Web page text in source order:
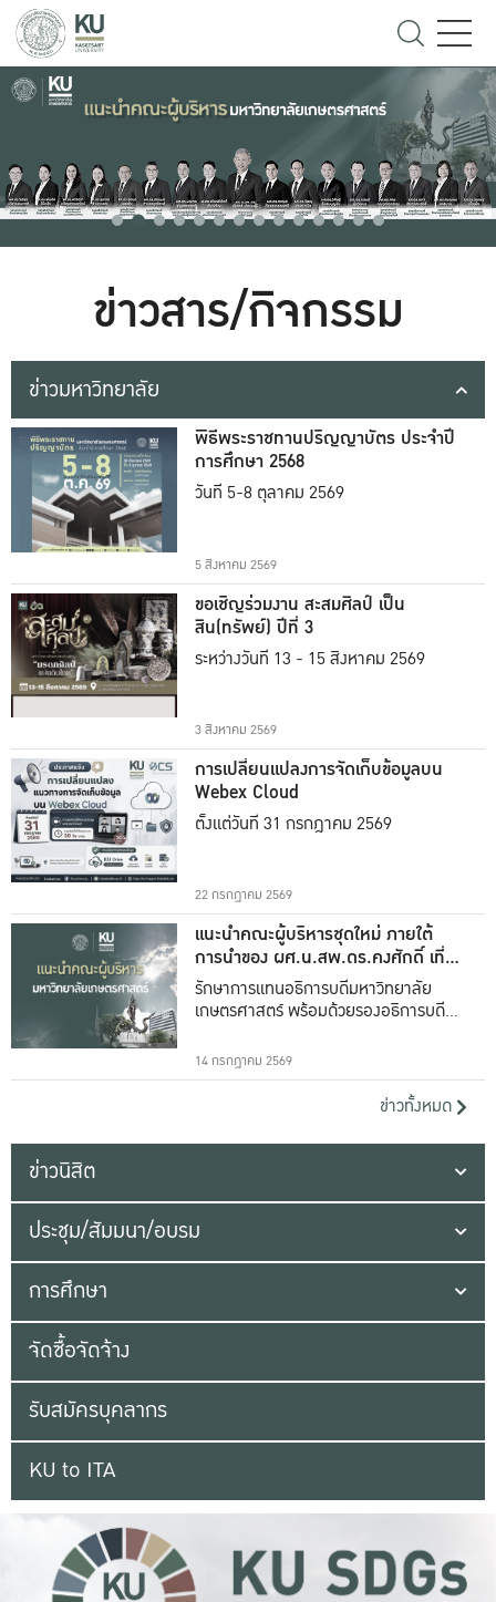
ข่าวสาร/กิจกรรม
ข่าวมหาวิทยาลัย
พิธีพระราชทานปริญญาบัตร ประจำปี
การศึกษา 2568
วันที่ 5-8 ตุลาคม 2569
5 สิงหาคม 2569
ขอเชิญร่วมงาน สะสมศิลป์ เป็น
สิน(ทรัพย์) ปีที่ 3
ระหว่างวันที่ 13 - 15 สิงหาคม 2569
3 สิงหาคม 2569
การเปลี่ยนแปลงการจัดเก็บข้อมูลบน
Webex Cloud
ตั้งแต่วันที่ 31 กรกฎาคม 2569
22 กรกฎาคม 2569
แนะนำคณะผู้บริหารชุดใหม่ ภายใต้
การนำของ ผศ.น.สพ.ดร.คงศักดิ์ เที่ยง
ธรรม
รักษาการแทนอธิการบดีมหาวิทยาลัย
เกษตรศาสตร์ พร้อมด้วยรองอธิการบดีทั้ง
14 กรกฎาคม 2569
ข่าวทั้งหมด
ข่าวนิสิต
ประชุม/สัมมนา/อบรม
การศึกษา
จัดซื้อจัดจ้าง
รับสมัครบุคลากร
KU to ITA